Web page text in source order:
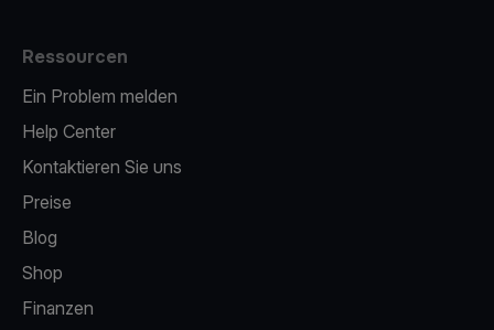
Ressourcen
Ein Problem melden
Help Center
Kontaktieren Sie uns
Preise
Blog
Shop
Finanzen